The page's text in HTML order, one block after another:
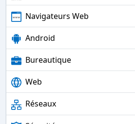
Navigateurs Web
Android
Bureautique
Web
Réseaux